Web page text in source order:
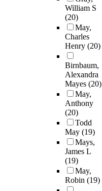
William S
(20)
May,
Charles
Henry (20)
Birnbaum,
Alexandra
Mayes (20)
May,
Anthony
(20)
Todd
May (19)
Mays,
James L
(19)
May,
Robin (19)